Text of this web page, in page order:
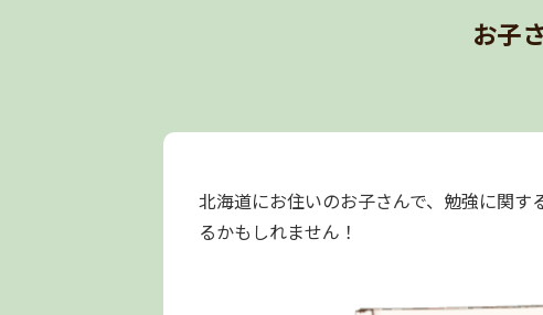
お子
北海道にお住いのお子さんで、勉強に関
るかもしれません！